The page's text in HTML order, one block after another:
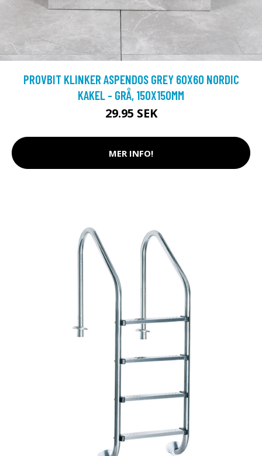
PROVBIT KLINKER ASPENDOS GREY 60X60 NORDIC
KAKEL - GRÅ, 150X150MM
29.95 SEK
MER INFO!